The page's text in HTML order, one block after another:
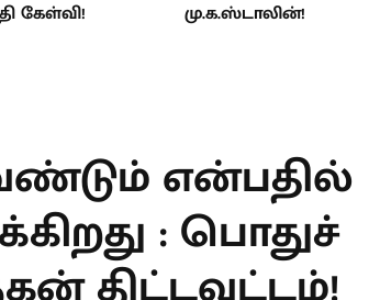
செயலாளர்